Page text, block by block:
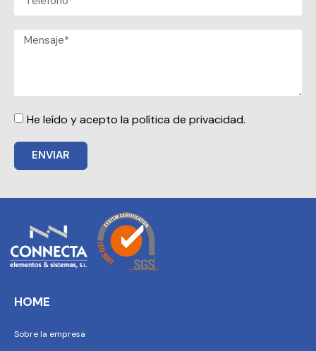
He leído y acepto la política de privacidad.
ENVIAR
HOME
Sobre la empresa